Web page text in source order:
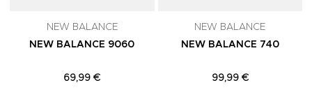
NEW BALANCE
NEW BALANCE 9060
69,99 €
NEW BALANCE
NEW BALANCE 740
99,99 €